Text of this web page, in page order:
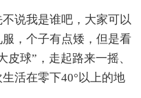
说我是谁吧，大家可以
，个子有点矮，但是看
球”，走起路来一摇、
在零下40°以上的地